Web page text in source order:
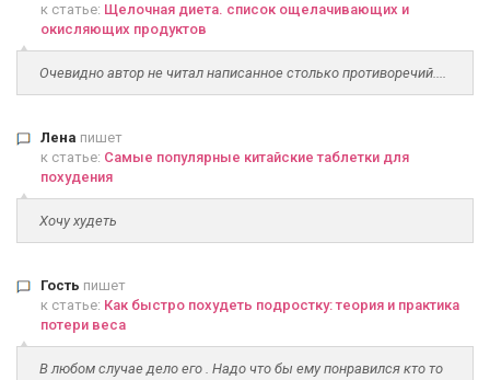
к статье: Щелочная диета. список ощелачивающих и
окисляющих продуктов
Очевидно автор не читал написанное столько противоречий....
Лена пишет
к статье: Самые популярные китайские таблетки для
похудения
Хочу худеть
Гость пишет
к статье: Как быстро похудеть подростку: теория и практика
потери веса
В любом случае дело его . Надо что бы ему понравился кто то